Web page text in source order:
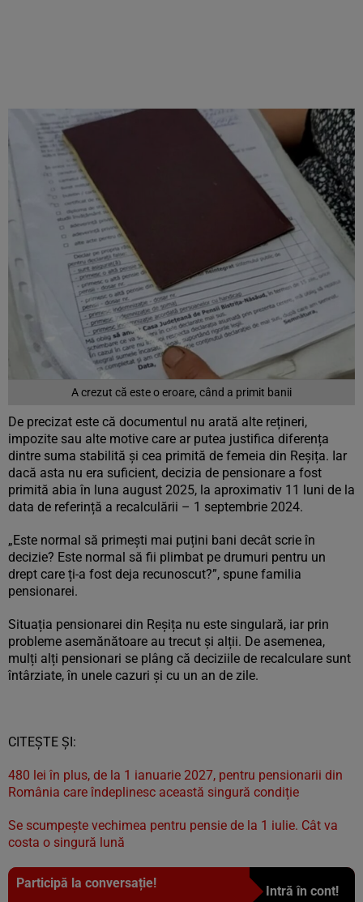
A crezut că este o eroare, când a primit banii
De precizat este că documentul nu arată alte rețineri,
impozite sau alte motive care ar putea justifica diferența
dintre suma stabilită și cea primită de femeia din Reșița. Iar
dacă asta nu era suficient, decizia de pensionare a fost
primită abia în luna august 2025, la aproximativ 11 luni de la
data de referință a recalculării – 1 septembrie 2024.
„Este normal să primești mai puțini bani decât scrie în
decizie? Este normal să fii plimbat pe drumuri pentru un
drept care ți-a fost deja recunoscut?”, spune familia
pensionarei.
Situația pensionarei din Reșița nu este singulară, iar prin
probleme asemănătoare au trecut și alții. De asemenea,
mulți alți pensionari se plâng că deciziile de recalculare sunt
întârziate, în unele cazuri și cu un an de zile.
CITEȘTE ȘI:
480 lei în plus, de la 1 ianuarie 2027, pentru pensionarii din
România care îndeplinesc această singură condiție
Se scumpește vechimea pentru pensie de la 1 iulie. Cât va
costa o singură lună
Participă la conversație!
Intră în cont!